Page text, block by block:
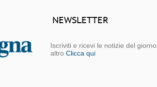
NEWSLETTER
Iscriviti e ricevi le notizie del
altro Clicca qui